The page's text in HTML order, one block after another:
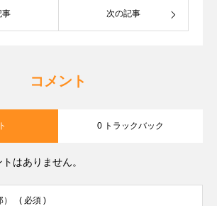
事 次の記事
コメント
0 トラックバック
はありません。
( 必須 )